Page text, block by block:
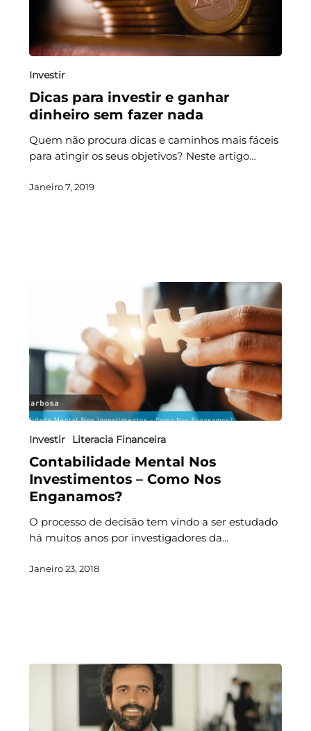
Investir
Dicas para investir e ganhar
dinheiro sem fazer nada
Quem não procura dicas e caminhos mais fáceis
para atingir os seus objetivos? Neste artigo…
Janeiro 7, 2019
Investir Literacia Financeira
Contabilidade Mental Nos
Investimentos – Como Nos
Enganamos?
O processo de decisão tem vindo a ser estudado
há muitos anos por investigadores da…
Janeiro 23, 2018